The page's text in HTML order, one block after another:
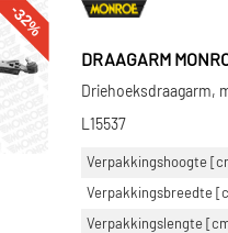
-32%
DRAAGARM
Driehoeksdraagarm,
L15537
Verpakkingshoogte
Verpakkingsbreedte
Verpakkingslengte